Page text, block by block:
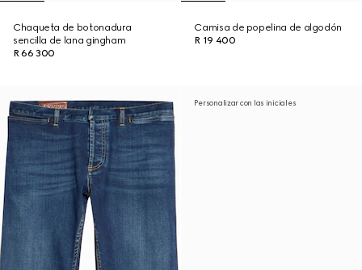
Chaqueta de botonadura
sencilla de lana gingham
R 66 300
Camisa de popelina de algodón
R 19 400
Personalizar con las iniciales